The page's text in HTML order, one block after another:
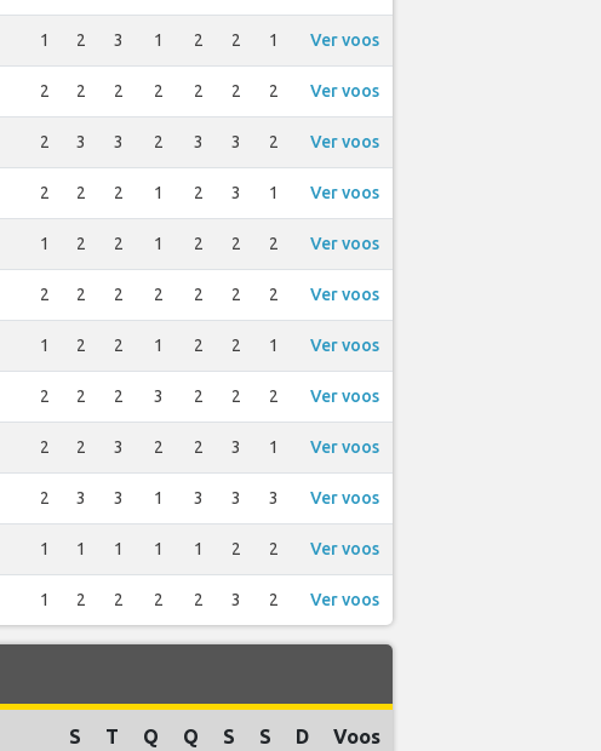
1 2 3 1 2 2 1 Ver voos
2 2 2 2 2 2 2 Ver voos
2 3 3 2 3 3 2 Ver voos
2 2 2 1 2 3 1 Ver voos
1 2 2 1 2 2 2 Ver voos
2 2 2 2 2 2 2 Ver voos
1 2 2 1 2 2 1 Ver voos
2 2 2 3 2 2 2 Ver voos
2 2 3 2 2 3 1 Ver voos
2 3 3 1 3 3 3 Ver voos
1 1 1 1 1 2 2 Ver voos
1 2 2 2 2 3 2 Ver voos
S T Q Q S S D Voos